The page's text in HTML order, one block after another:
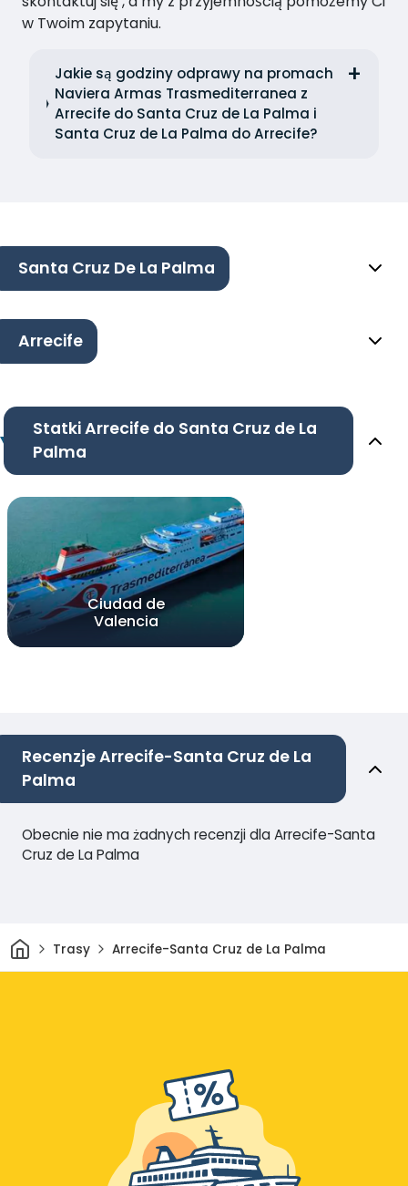
w Twoim zapytaniu.
Jakie są godziny odprawy na promach
Naviera Armas Trasmediterranea z
Arrecife do Santa Cruz de La Palma i
Santa Cruz de La Palma do Arrecife?
Santa Cruz De La Palma
Arrecife
Statki Arrecife do Santa Cruz de La
Palma
Ciudad de
Valencia
Recenzje Arrecife-Santa Cruz de La
Palma
Obecnie nie ma żadnych recenzji dla Arrecife-Santa
Cruz de La Palma
DomTrasy Arrecife-Santa Cruz de La Palma